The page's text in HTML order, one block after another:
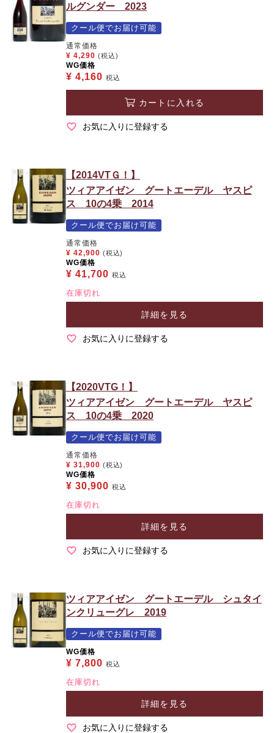
ルグンダー 2023
クール便でお届け可能
通常価格
¥ 4,290 (税込)
WG価格
¥ 4,160 税込
カートに入れる
お気に入りに登録する
【2014VTＧ！】
ツィアアイゼン グートエーデル ヤスピ
ス 10の4乗 2014
クール便でお届け可能
通常価格
¥ 42,900 (税込)
WG価格
¥ 41,700 税込
在庫切れ
詳細を見る
お気に入りに登録する
【2020VTG！】
ツィアアイゼン グートエーデル ヤスピ
ス 10の4乗 2020
クール便でお届け可能
通常価格
¥ 31,900 (税込)
WG価格
¥ 30,900 税込
在庫切れ
詳細を見る
お気に入りに登録する
ツィアアイゼン グートエーデル シュタイ
ンクリューグレ 2019
クール便でお届け可能
WG価格
¥ 7,800 税込
在庫切れ
詳細を見る
お気に入りに登録する